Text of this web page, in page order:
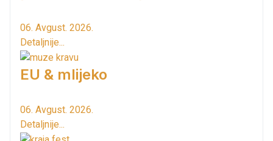
06. Avgust. 2026.
Detaljnije...
EU & mlijeko
06. Avgust. 2026.
Detaljnije...